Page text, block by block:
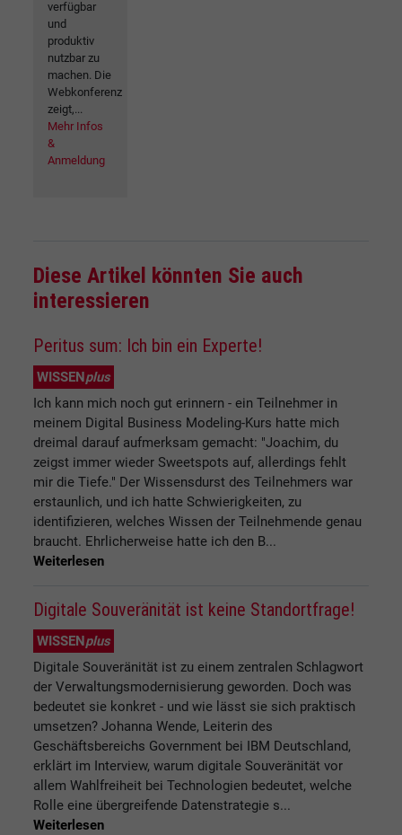
verfügbar
und
produktiv
nutzbar zu
machen. Die
Webkonferenz
zeigt,...
Mehr Infos
&
Anmeldung
Diese Artikel könnten Sie auch
interessieren
Peritus sum: Ich bin ein Experte!
WISSENplus
Ich kann mich noch gut erinnern - ein Teilnehmer in
meinem Digital Business Modeling-Kurs hatte mich
dreimal darauf aufmerksam gemacht: "Joachim, du
zeigst immer wieder Sweetspots auf, allerdings fehlt
mir die Tiefe." Der Wissensdurst des Teilnehmers war
erstaunlich, und ich hatte Schwierigkeiten, zu
identifizieren, welches Wissen der Teilnehmende genau
braucht. Ehrlicherweise hatte ich den B...
Weiterlesen
Digitale Souveränität ist keine Standortfrage!
WISSEN plus
Digitale Souveränität ist zu einem zentralen Schlagwort
der Verwaltungsmodernisierung geworden. Doch was
bedeutet sie konkret - und wie lässt sie sich praktisch
umsetzen? Johanna Wende, Leiterin des
Geschäftsbereichs Government bei IBM Deutschland,
erklärt im Interview, warum digitale Souveränität vor
allem Wahlfreiheit bei Technologien bedeutet, welche
Rolle eine übergreifende Datenstrategie s...
Weiterlesen